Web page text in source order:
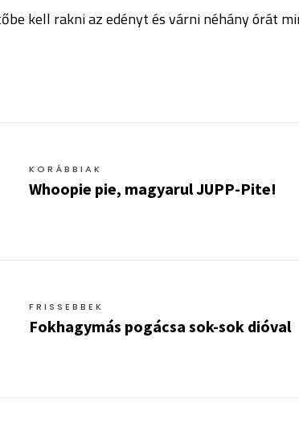
kell rakni az edényt és várni néhány órát
KORÁBBIAK
Whoopie pie, magyarul JUPP-Pite!
FRISSEBBEK
Fokhagymás pogácsa sok-sok dióval